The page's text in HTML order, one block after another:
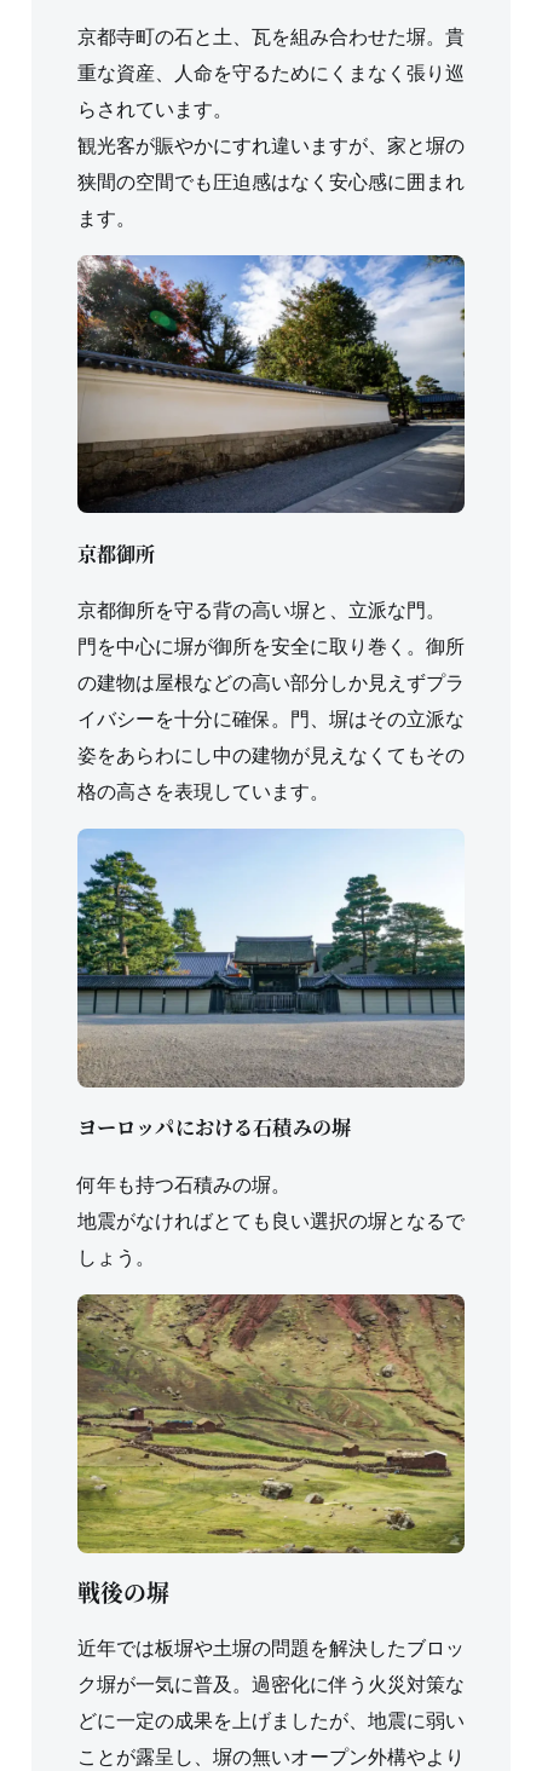
京都寺町の石と土、瓦を組み合わせた塀。貴
重な資産、人命を守るためにくまなく張り巡
らされています。
観光客が賑やかにすれ違いますが、家と塀の
狭間の空間でも圧迫感はなく安心感に囲まれ
ます。
京都御所
京都御所を守る背の高い塀と、立派な門。
門を中心に塀が御所を安全に取り巻く。御所
の建物は屋根などの高い部分しか見えずプラ
イバシーを十分に確保。門、塀はその立派な
姿をあらわにし中の建物が見えなくてもその
格の高さを表現しています。
ヨーロッパにおける石積みの塀
何年も持つ石積みの塀。
地震がなければとても良い選択の塀となるで
しょう。
戦後の塀
近年では板塀や土塀の問題を解決したブロッ
ク塀が一気に普及。過密化に伴う火災対策な
どに一定の成果を上げましたが、地震に弱い
ことが露呈し、塀の無いオープン外構やより